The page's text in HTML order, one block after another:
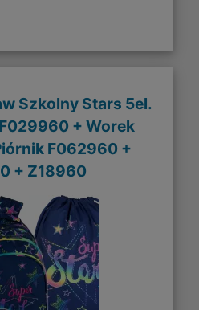
Szkolny Stars 5el.
+ Worek
F062960 +
+ Z18960